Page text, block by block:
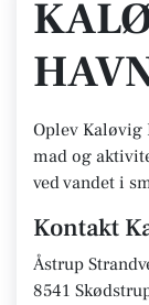
Oplev
mad og
ved vandet i
Kontakt
Åstrup
8541